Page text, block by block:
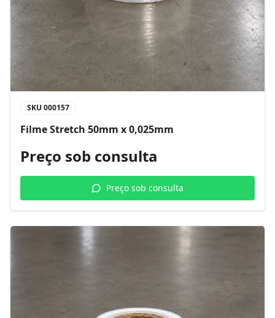
SKU 000157
Filme Stretch 50mm x 0,025mm
Preço sob consulta
Preço sob consulta